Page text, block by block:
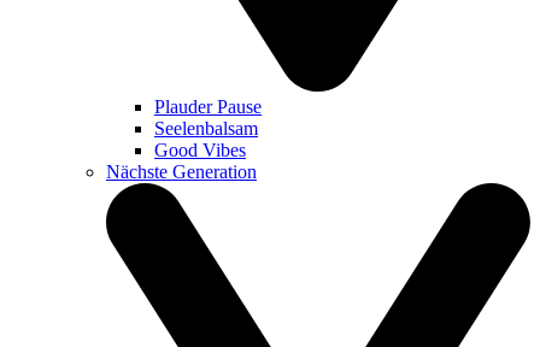
Plauder Pause
Seelenbalsam
Good Vibes
Nächste Generation